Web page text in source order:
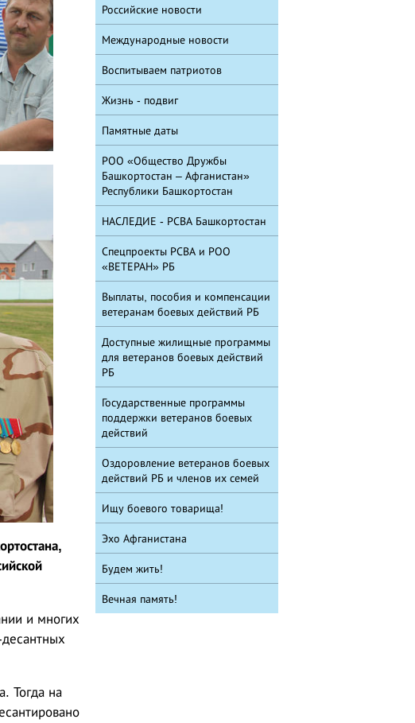
и многих
Тогда на
Российские новости
Международные новости
Воспитываем патриотов
Жизнь - подвиг
Памятные даты
РОО «Общество Дружбы
Башкортостан – Афганистан»
Республики Башкортостан
НАСЛЕДИЕ - РСВА Башкортостан
Спецпроекты РСВА и РОО
«ВЕТЕРАН» РБ
Выплаты, пособия и компенсации
ветеранам боевых действий РБ
Доступные жилищные программы
для ветеранов боевых действий
РБ
Государственные программы
поддержки ветеранов боевых
действий
Оздоровление ветеранов боевых
действий РБ и членов их семей
Ищу боевого товарища!
Эхо Афганистана
Будем жить!
Вечная память!